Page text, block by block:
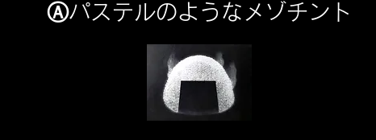
Ⓐパステルのようなメゾチント